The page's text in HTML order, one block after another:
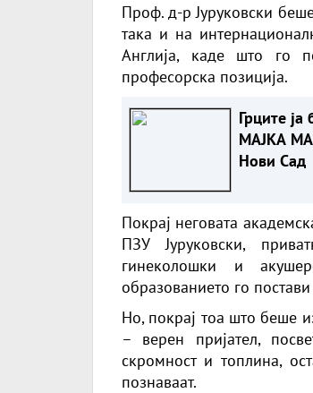
Проф. д-р Јуруковски
така и на
Англија, каде што го
професорска позиција.
Грците ја
МАЈКА
Нови Сад
Покрај неговата
ПЗУ Јуруковски,
гинеколошки и
образованието го
Но, покрај тоа што беше
– верен пријател,
скромност и топлина,
познаваат.